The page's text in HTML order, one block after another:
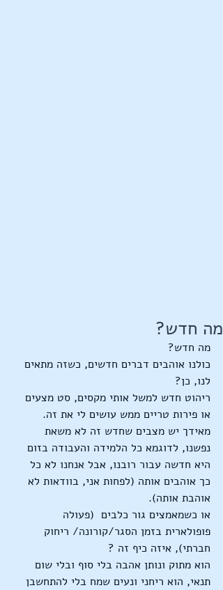
מה חדש?
מה חדש?
כולנו אוהבים דברים חדשים, כשזה מתאים
לנו, כן?
ריהוט חדש למשל אותי מקסים, סט מצעים
או פירות טריים ממש עושים לי את זה.
מאידך יש מצבים שחדש זה לא משאת
נפשנו, לדוגמא כל הלמידה והעבודה בזום
היא חדשה עבור רובנו, אבל אנחנו לא כל
כך אוהבים אותה (לפחות אני, בוודאות לא
אוהבת אותה).
או כשמאמצים גור כלבים  (פעולה
פופולארית בזמן הסגר/קורונה/ ריחוק
חברתי), איזה כיף זה ?
הוא מתוק ונותן אהבה בלי סוף ובלי שום
תנאי, הוא ריחני ונעים שמח בלי להתחשבן